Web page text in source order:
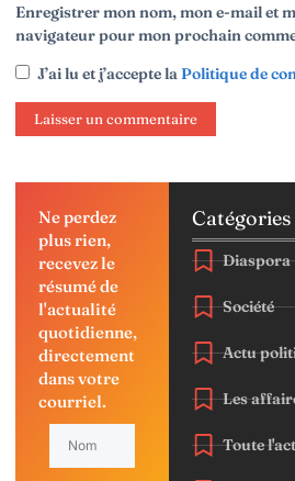
Enregistrer mon nom, mon e-mail et
navigateur pour mon prochain
J’ai lu et j’accepte laPolitique de
Ne perdez
plus rien,
recevez le
résumé de
l'actualité
quotidienne,
directement
dans votre
courriel.
Catégories
Diaspora
Société
Actu
Les
Toute